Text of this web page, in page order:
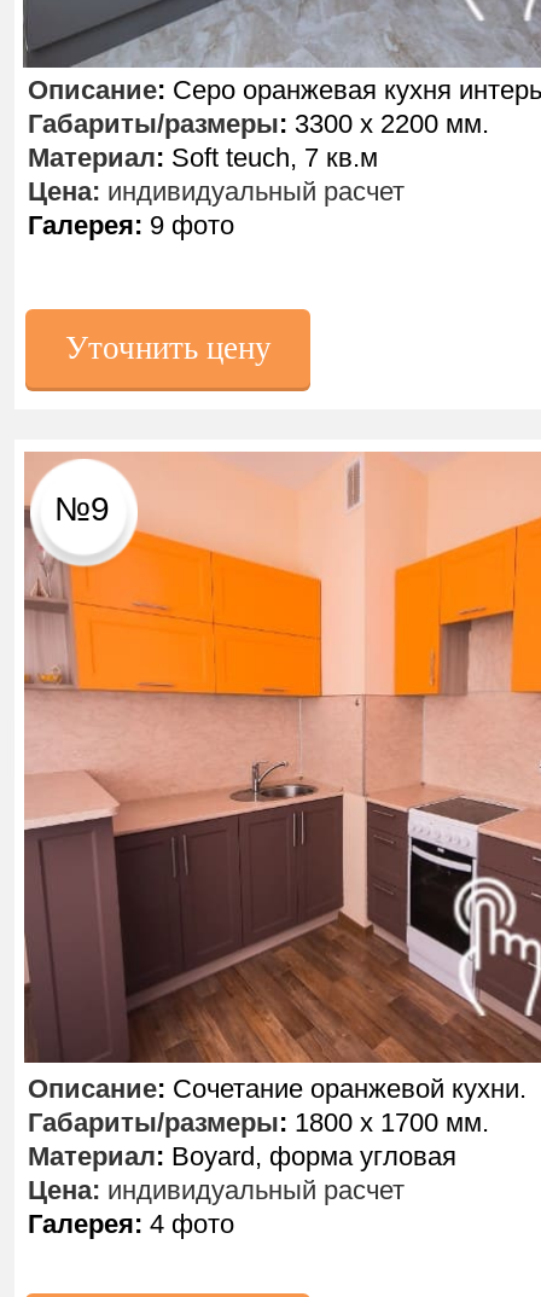
Описание: Сочетание оранжевой кухни.
Габариты/размеры: 1800 х 1700 мм.
Материал: Boyard, форма угловая
Цена: индивидуальный расчет
Галерея: 4 фото
№9
Описание: Серо оранжевая кухня
Габариты/размеры: 3300 х 2200 мм.
Материал: Soft teuch, 7 кв.м
Цена: индивидуальный расчет
Галерея: 9 фото
Уточнить цену